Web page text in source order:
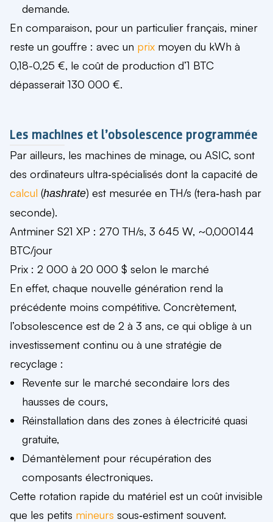
demande.
En comparaison, pour un particulier français, miner
reste un gouffre : avec un prix moyen du kWh à
0,18-0,25 €, le coût de production d’1 BTC
dépasserait 130 000 €.
Les machines et l’obsolescence programmée
Par ailleurs, les machines de minage, ou ASIC, sont
des ordinateurs ultra‑spécialisés dont la capacité de
calcul (hashrate) est mesurée en TH/s (tera‑hash par
seconde).
Antminer S21 XP : 270 TH/s, 3 645 W, ~0,000144
BTC/jour
Prix : 2 000 à 20 000 $ selon le marché
En effet, chaque nouvelle génération rend la
précédente moins compétitive. Concrètement,
l’obsolescence est de 2 à 3 ans, ce qui oblige à un
investissement continu ou à une stratégie de
recyclage :
Revente sur le marché secondaire lors des
hausses de cours,
Réinstallation dans des zones à électricité quasi
gratuite,
Démantèlement pour récupération des
composants électroniques.
Cette rotation rapide du matériel est un coût invisible
que les petits mineurs sous‑estiment souvent.